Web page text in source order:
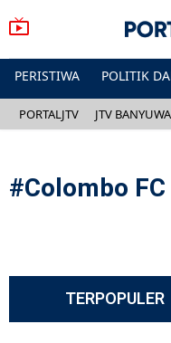
PERISTIWA POLITIK
PORTALJTV JTV
#Colombo FC
TERPOPULER